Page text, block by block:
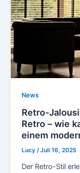
News
Retro-
Retro – wie
einem
Lucy/Juli 16, 2025
Der Retro-Stil